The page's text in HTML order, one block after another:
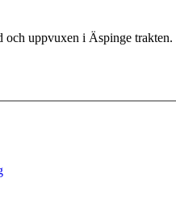
uppvuxen i Äspinge trakten.